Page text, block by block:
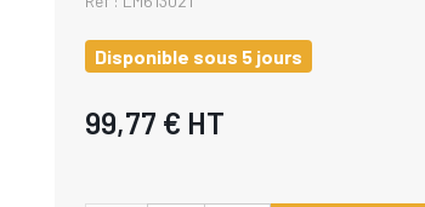
Disponible sous 5 jours
99,77 € HT